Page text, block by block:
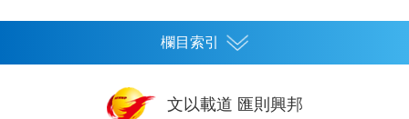
欄目索引
文以載道 匯則興邦